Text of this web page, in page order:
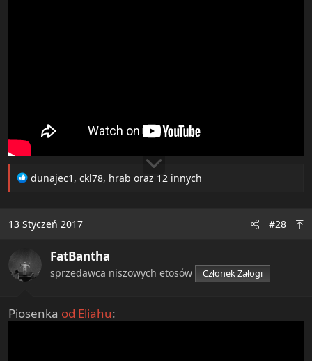
R
t
o
n
s
dunajec1 , ckl78, hrab oraz 12 innych
13 Styczeń 2017 #28
FatBantha
sprzedawca niszowych etosów Członek Załogi
Piosenka od Eliahu: